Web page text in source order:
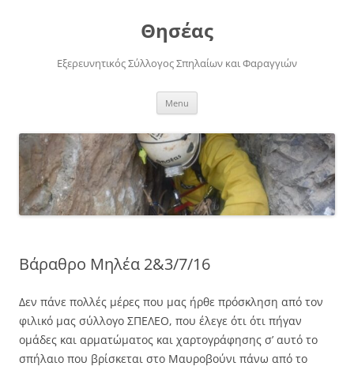
Θησέας
Εξερευνητικός Σύλλογος Σπηλαίων και Φαραγγιών
Menu
Βάραθρο Μηλέα 2&3/7/16
Δεν πάνε πολλές μέρες που μας ήρθε πρόσκληση από τον
φιλικό μας σύλλογο ΣΠΕΛΕΟ, που έλεγε ότι ότι πήγαν
ομάδες και αρματώματος και χαρτογράφησης σ’ αυτό το
σπήλαιο που βρίσκεται στο Μαυροβούνι πάνω από το